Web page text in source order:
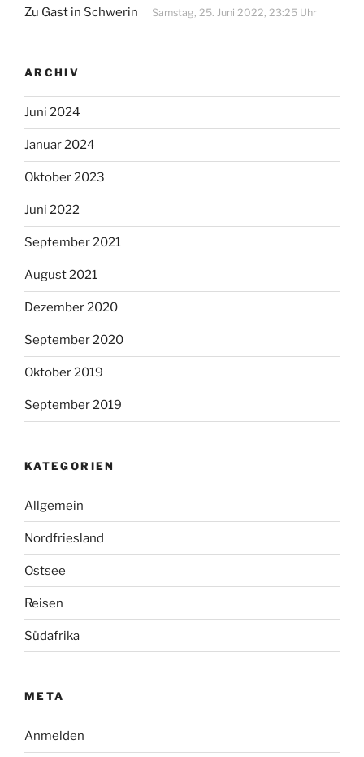
Zu Gast in Schwerin Samstag, 25. Juni 2022, 23:25 Uhr
ARCHIV
Juni 2024
Januar 2024
Oktober 2023
Juni 2022
September 2021
August 2021
Dezember 2020
September 2020
Oktober 2019
September 2019
KATEGORIEN
Allgemein
Nordfriesland
Ostsee
Reisen
Südafrika
META
Anmelden